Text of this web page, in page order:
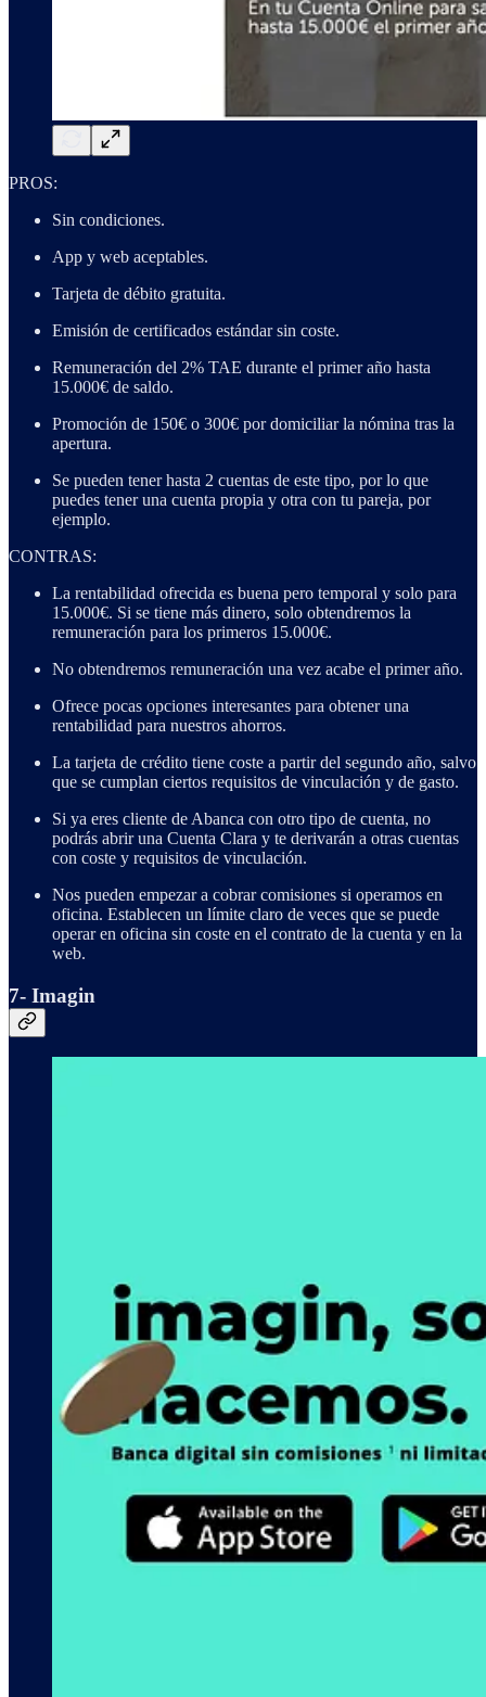
PROS:
Sin condiciones.
App y web aceptables.
Tarjeta de débito gratuita.
Emisión de certificados estándar sin coste.
Remuneración del 2% TAE durante el primer año hasta
15.000€ de saldo.
Promoción de 150€ o 300€ por domiciliar la nómina tras la
apertura.
Se pueden tener hasta 2 cuentas de este tipo, por lo que
puedes tener una cuenta propia y otra con tu pareja, por
ejemplo.
CONTRAS:
La rentabilidad ofrecida es buena pero temporal y solo para
15.000€. Si se tiene más dinero, solo obtendremos la
remuneración para los primeros 15.000€.
No obtendremos remuneración una vez acabe el primer año.
Ofrece pocas opciones interesantes para obtener una
rentabilidad para nuestros ahorros.
La tarjeta de crédito tiene coste a partir del segundo año, salvo
que se cumplan ciertos requisitos de vinculación y de gasto.
Si ya eres cliente de Abanca con otro tipo de cuenta, no
podrás abrir una Cuenta Clara y te derivarán a otras cuentas
con coste y requisitos de vinculación.
Nos pueden empezar a cobrar comisiones si operamos en
oficina. Establecen un límite claro de veces que se puede
operar en oficina sin coste en el contrato de la cuenta y en la
web.
7- Imagin